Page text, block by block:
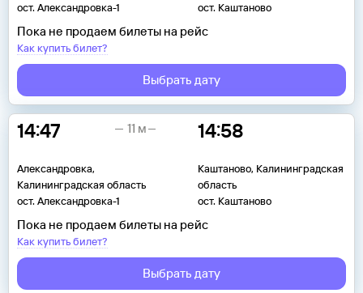
ост. Александровка-1
ост. Каштаново
Пока не продаем билеты на рейс
Как купить билет?
Выбрать дату
14:47
Александровка,
Калининградская область
ост. Александровка-1
14:58
Каштаново, Калининградская
область
ост. Каштаново
11 м
Пока не продаем билеты на рейс
Как купить билет?
Выбрать дату